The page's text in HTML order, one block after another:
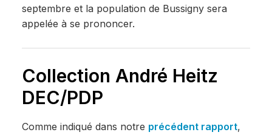
septembre et la population de Bussigny sera
appelée à se prononcer.
Collection André Heitz
DEC/PDP
Comme indiqué dans notre précédent rapport,